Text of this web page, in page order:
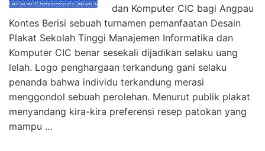
dan Komputer CIC bagi Angpau
Kontes Berisi sebuah turnamen pemanfaatan Desain
Plakat Sekolah Tinggi Manajemen Informatika dan
Komputer CIC benar sesekali dijadikan selaku uang
lelah. Logo penghargaan terkandung gani selaku
penanda bahwa individu terkandung merasi
menggondol sebuah perolehan. Menurut publik plakat
menyandang kira-kira preferensi resep patokan yang
mampu …